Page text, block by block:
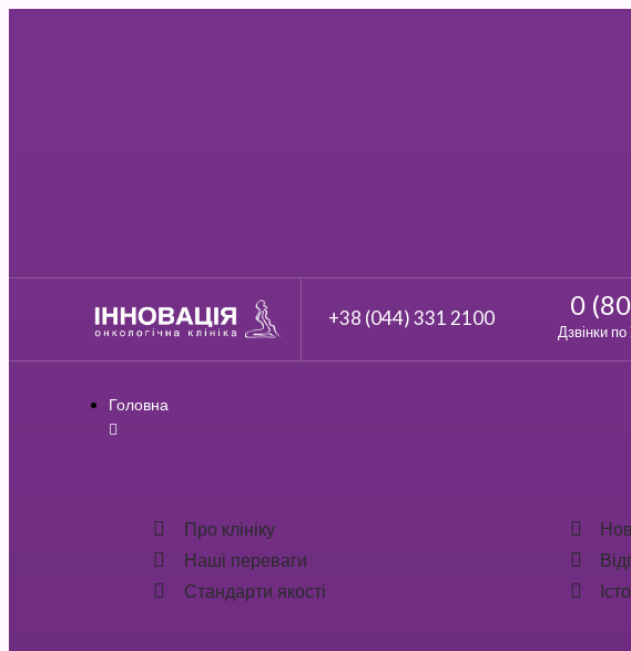
+38 (044) 331 2100 0
Дзвінки по
Головна
Про клініку
Наші переваги
Стандарти якості